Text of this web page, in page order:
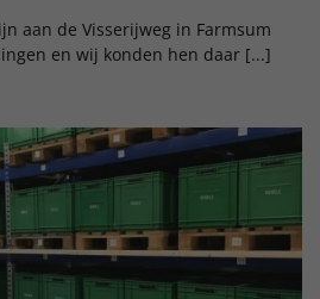
aan de Visserijweg in Farmsum
en wij konden hen daar [...]